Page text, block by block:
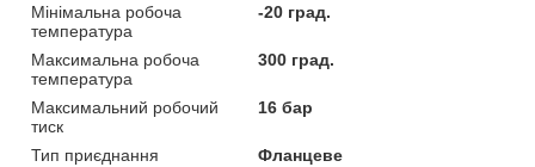
Мінімальна робоча
температура
-20 град.
Максимальна робоча
температура
300 град.
Максимальний робочий
тиск
16 бар
Тип приєднання
Фланцеве